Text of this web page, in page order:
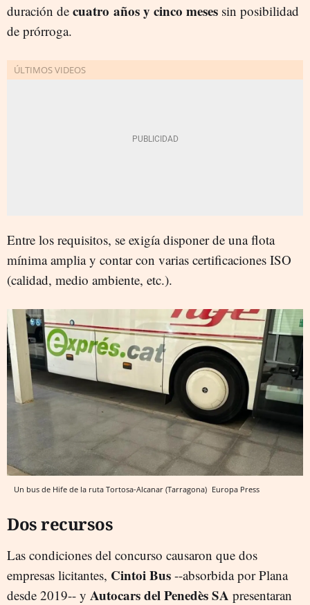
duración de cuatro años y cinco meses sin posibilidad
de prórroga.
Entre los requisitos, se exigía disponer de una flota
mínima amplia y contar con varias certificaciones ISO
(calidad, medio ambiente, etc.).
Un bus de Hife de la ruta Tortosa-Alcanar (Tarragona) Europa Press
Dos recursos
Las condiciones del concurso causaron que dos
empresas licitantes, Cintoi Bus --absorbida por Plana
desde 2019-- y Autocars del Penedès SA presentaran